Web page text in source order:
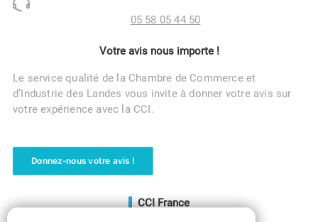
05 58 05 44 50
Votre avis nous importe !
Le service qualité de la Chambre de Commerce et
d’Industrie des Landes vous invite à donner votre avis sur
votre expérience avec la CCI.
Donnez-nous votre avis !
CCI France